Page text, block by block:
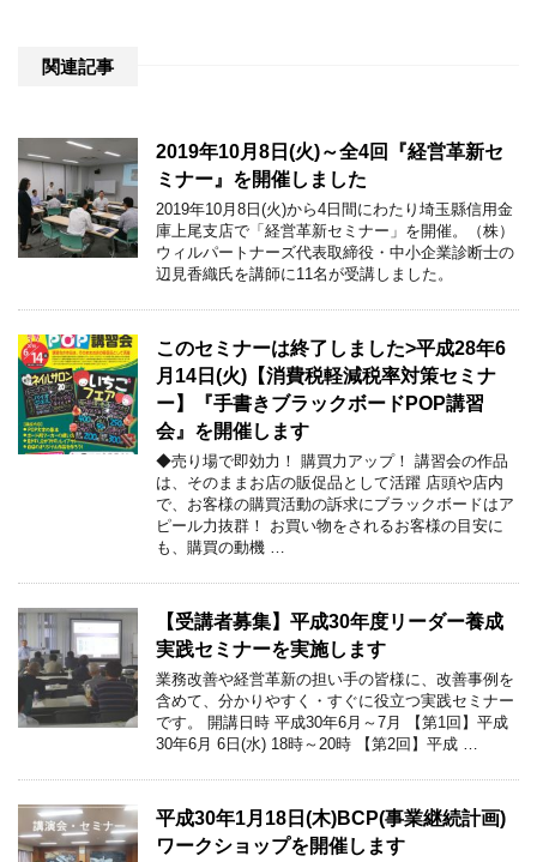
関連記事
2019年10月8日(火)～全4回『経営革新セ
ミナー』を開催しました
2019年10月8日(火)から4日間にわたり埼玉縣信用金
庫上尾支店で「経営革新セミナー」を開催。（株）
ウィルパートナーズ代表取締役・中小企業診断士の
辺見香織氏を講師に11名が受講しました。
このセミナーは終了しました>平成28年6
月14日(火)【消費税軽減税率対策セミナ
ー】『手書きブラックボードPOP講習
会』を開催します
◆売り場で即効力！ 購買力アップ！ 講習会の作品
は、そのままお店の販促品として活躍 店頭や店内
で、お客様の購買活動の訴求にブラックボードはア
ピール力抜群！ お買い物をされるお客様の目安に
も、購買の動機 …
【受講者募集】平成30年度リーダー養成
実践セミナーを実施します
業務改善や経営革新の担い手の皆様に、改善事例を
含めて、分かりやすく・すぐに役立つ実践セミナー
です。 開講日時 平成30年6月～7月 【第1回】平成
30年6月 6日(水) 18時～20時 【第2回】平成 …
平成30年1月18日(木)BCP(事業継続計画)
ワークショップを開催します